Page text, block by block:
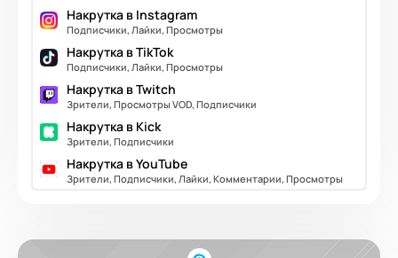
Накрутка в Instagram
Подписчики, Лайки, Просмотры
Накрутка в TikTok
Подписчики, Лайки, Просмотры
Накрутка в Twitch
Зрители, Просмотры VOD, Подписчики
Накрутка в Kick
Зрители, Подписчики
Накрутка в YouTube
Зрители, Подписчики, Лайки, Комментарии, Просмотры